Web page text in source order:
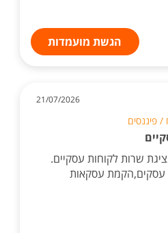
הגשת מועמדות
21/07/2026
פיננסים
שרות לקוחות עסקיים.
עסקים,הקמת עסקאות